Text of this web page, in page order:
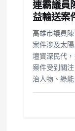
連霸議員
益輸送案
高雄市議員
案件涉及太
壇資深民代
案件受到關
治人物、綠